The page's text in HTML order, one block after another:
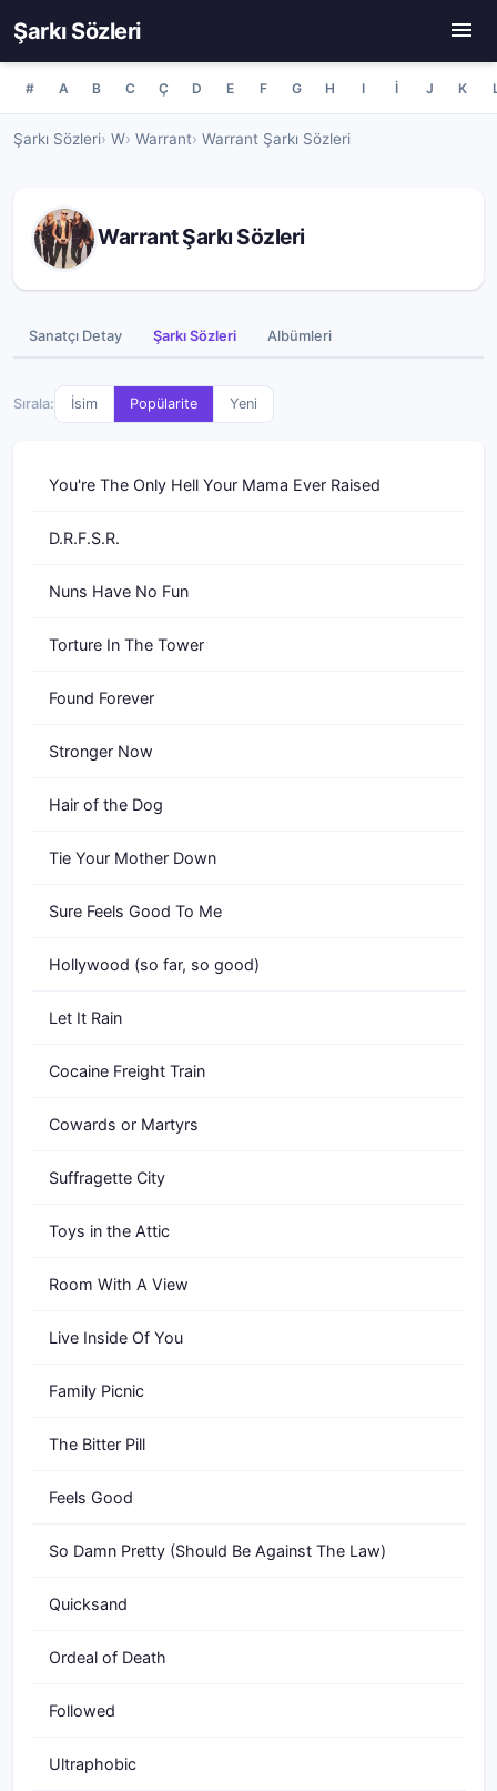
Şarkı Sözleri
# A B C Ç D E F G H I İ J K
Şarkı Sözleri W Warrant Warrant Şarkı Sözleri
Warrant Şarkı Sözleri
Sanatçı Detay Şarkı Sözleri Albümleri
Sırala: İsim Popülarite Yeni
You're The Only Hell Your Mama Ever Raised
D.R.F.S.R.
Nuns Have No Fun
Torture In The Tower
Found Forever
Stronger Now
Hair of the Dog
Tie Your Mother Down
Sure Feels Good To Me
Hollywood (so far, so good)
Let It Rain
Cocaine Freight Train
Cowards or Martyrs
Suffragette City
Toys in the Attic
Room With A View
Live Inside Of You
Family Picnic
The Bitter Pill
Feels Good
So Damn Pretty (Should Be Against The Law)
Quicksand
Ordeal of Death
Followed
Ultraphobic